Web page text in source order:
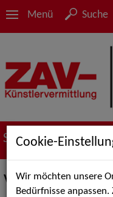
Menü Suche
Suche nach
Valentin
Cookie-
Wir möchten unsere
Bedürfnisse